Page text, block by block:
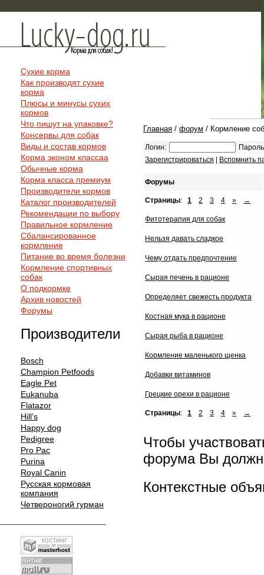
Сухие корма
Как производят сухие
корма
Плюсы и минусы сухих
кормов
Что пишут на упаковке?
Консервы для собак
Виды и состав кормов
Корма эконом классаа
Обычные корма
Корма класса премиум
Производители кормов
Каталог производителей
Рекомендации по выбору
Правильное кормление
Сбалансированное
кормление
Питание во время болезни
Кормление спортивных
собак
О подкормке
Архив новостей
Форумы
Производители
Bosch
Champion Petfoods
Eagle Pet
Eukanuba
Flatazor
Hill’s
Happy dog
Pedigree
Pro Pac
Purina
Royal Canin
Русская кормовая
компания
Четвероногий гурман
Главная / форум / Кормление
Логин:
Зарегистрироваться
Вспомнить
Форумы
Страницы: 1 2 3 4 » →
Фитотерапия для собак
Нельзя давать сладкое
Чему отдать предпочтение
Сырая печень в рационе
Определяет свежесть продукта
Костная мука в рационе
Сырая рыба в рационе
Кормление маленького щенка
Добавки витаминов
Грецкие орехи в рационе
Страницы: 1 2 3 4 » →
Чтобы
форума Вы
Контекстные